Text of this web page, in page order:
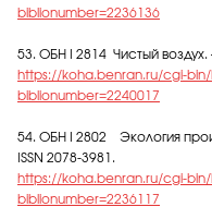
biblionumber=2236136
53. ОБН I 2814 Чистый
https://koha.benran.ru/cgi-
biblionumber=2240017
54. ОБН I 2802 Экология
ISSN 2078-3981.
https://koha.benran.ru/cgi-
biblionumber=2236117